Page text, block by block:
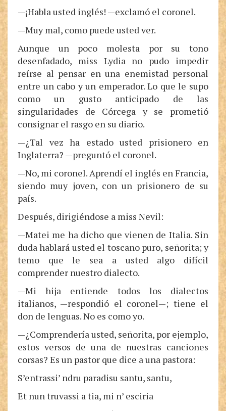
—¡Habla usted inglés! —exclamó el coronel.
—Muy mal, como puede usted ver.
Aunque un poco molesta por su tono
desenfadado, miss Lydia no pudo impedir
reírse al pensar en una enemistad personal
entre un cabo y un emperador. Lo que le supo
como un gusto anticipado de las
singularidades de Córcega y se prometió
consignar el rasgo en su diario.
—¿Tal vez ha estado usted prisionero en
Inglaterra? —preguntó el coronel.
—No, mi coronel. Aprendí el inglés en Francia,
siendo muy joven, con un prisionero de su
país.
Después, dirigiéndose a miss Nevil:
—Matei me ha dicho que vienen de Italia. Sin
duda hablará usted el toscano puro, señorita; y
temo que le sea a usted algo difícil
comprender nuestro dialecto.
—Mi hija entiende todos los dialectos
italianos, —respondió el coronel—; tiene el
don de lenguas. No es como yo.
—¿Comprendería usted, señorita, por ejemplo,
estos versos de una de nuestras canciones
corsas? Es un pastor que dice a una pastora:
S’entrassi’ ndru paradisu santu, santu,
Et nun truvassi a tia, mi n’ esciria